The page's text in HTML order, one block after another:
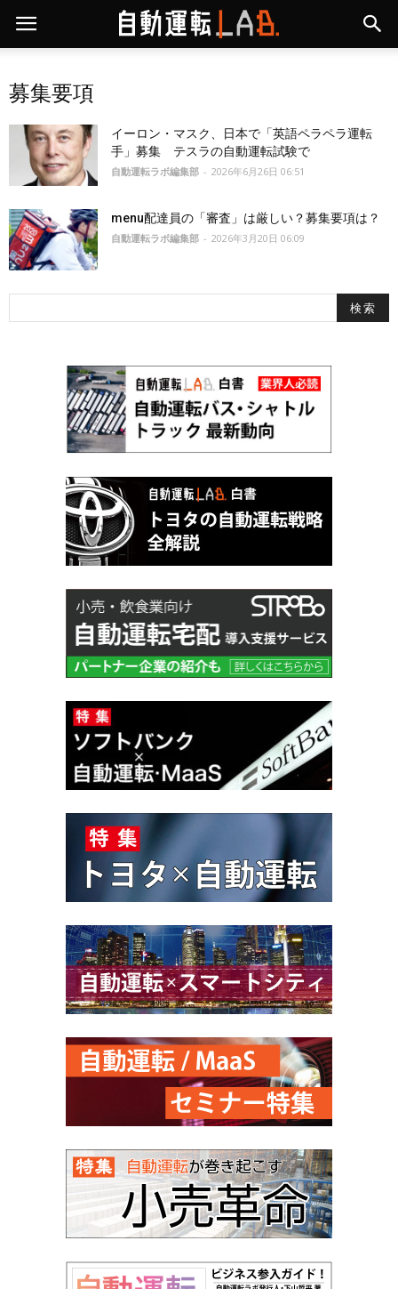
募集要項
イーロン・マスク、日本で「英語ペラペラ運転
手」募集 テスラの自動運転試験で
自動運転ラボ編集部 - 2026年6月26日 06:51
menu配達員の「審査」は厳しい？募集要項は？
自動運転ラボ編集部 - 2026年3月20日 06:09